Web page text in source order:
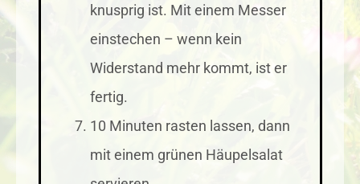
knusprig ist. Mit einem Messer
einstechen – wenn kein
Widerstand mehr kommt, ist er
fertig.
10 Minuten rasten lassen, dann
mit einem grünen Häupelsalat